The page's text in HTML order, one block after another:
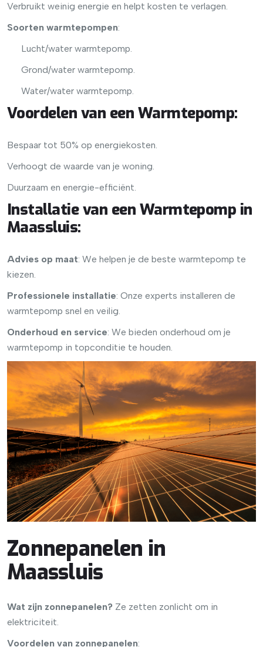
Verbruikt weinig energie en helpt kosten te verlagen.
Soorten warmtepompen:
Lucht/water warmtepomp.
Grond/water warmtepomp.
Water/water warmtepomp.
Voordelen van een Warmtepomp:
Bespaar tot 50% op energiekosten.
Verhoogt de waarde van je woning.
Duurzaam en energie-efficiënt.
Installatie van een Warmtepomp in
Maassluis:
Advies op maat: We helpen je de beste warmtepomp te
kiezen.
Professionele installatie: Onze experts installeren de
warmtepomp snel en veilig.
Onderhoud en service: We bieden onderhoud om je
warmtepomp in topconditie te houden.
Zonnepanelen in
Maassluis
Wat zijn zonnepanelen? Ze zetten zonlicht om in
elektriciteit.
Voordelen van zonnepanelen: